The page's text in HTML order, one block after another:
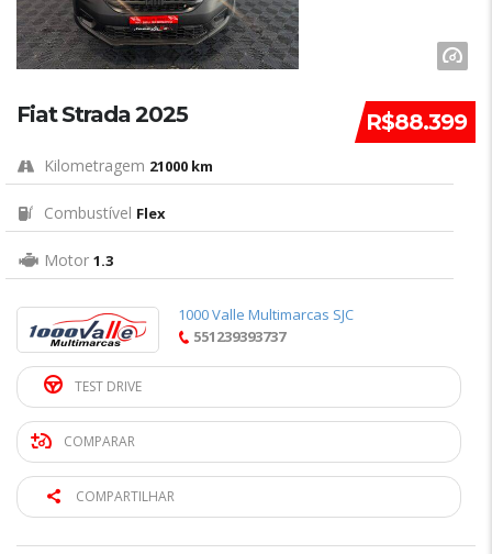
R$88.399
Fiat Strada 2025
Kilometragem 21000 km
Combustível Flex
Motor 1.3
1000 Valle Multimarcas SJC
551239393737
TEST DRIVE
COMPARAR
COMPARTILHAR